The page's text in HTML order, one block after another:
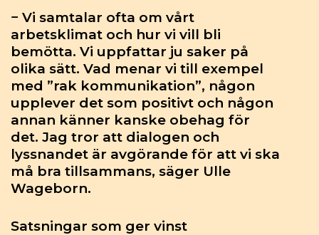
− Vi samtalar ofta om vårt
arbetsklimat och hur vi vill bli
bemötta. Vi uppfattar ju saker på
olika sätt. Vad menar vi till exempel
med ”rak kommunikation”, någon
upplever det som positivt och någon
annan känner kanske obehag för
det. Jag tror att dialogen och
lyssnandet är avgörande för att vi ska
må bra tillsammans, säger Ulle
Wageborn.
Satsningar som ger vinst